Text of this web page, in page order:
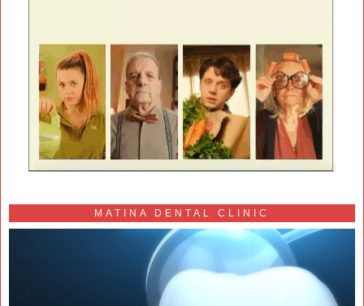
MATINA DENTAL CLINIC